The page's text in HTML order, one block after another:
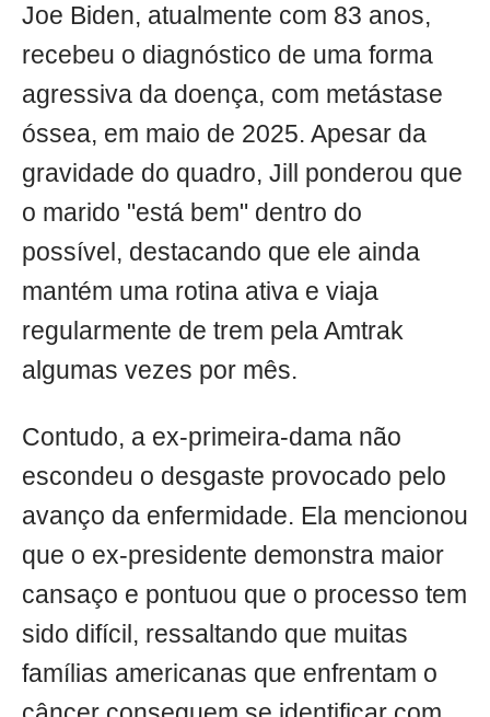
Joe Biden, atualmente com 83 anos,
recebeu o diagnóstico de uma forma
agressiva da doença, com metástase
óssea, em maio de 2025. Apesar da
gravidade do quadro, Jill ponderou que
o marido "está bem" dentro do
possível, destacando que ele ainda
mantém uma rotina ativa e viaja
regularmente de trem pela Amtrak
algumas vezes por mês.
Contudo, a ex-primeira-dama não
escondeu o desgaste provocado pelo
avanço da enfermidade. Ela mencionou
que o ex-presidente demonstra maior
cansaço e pontuou que o processo tem
sido difícil, ressaltando que muitas
famílias americanas que enfrentam o